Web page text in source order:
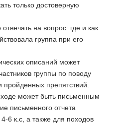
только достоверную
на вопрос: где и как
группа при его
описаний может
группы по поводу
препятствий.
может быть письменным
письменного отчета
6 к.с, а также для походов